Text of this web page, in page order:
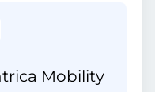
Mobility